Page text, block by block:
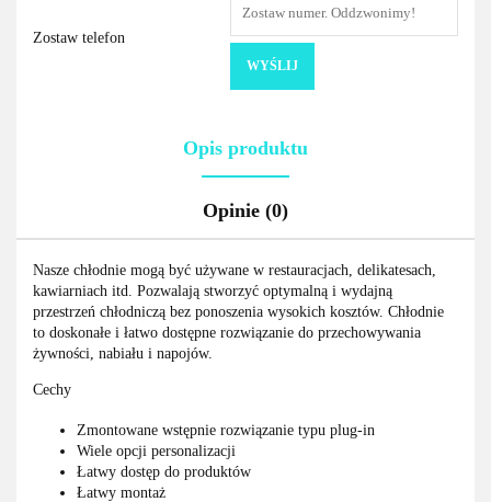
Zostaw telefon
WYŚLIJ
Opis produktu
Opinie (0)
Nasze chłodnie mogą być używane w restauracjach, delikatesach,
kawiarniach itd. Pozwalają stworzyć optymalną i wydajną
przestrzeń chłodniczą bez ponoszenia wysokich kosztów. Chłodnie
to doskonałe i łatwo dostępne rozwiązanie do przechowywania
żywności, nabiału i napojów.
Cechy
Zmontowane wstępnie rozwiązanie typu plug-in
Wiele opcji personalizacji
Łatwy dostęp do produktów
Łatwy montaż